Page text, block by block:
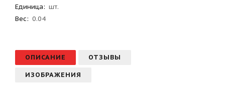
Единица: шт.
Вес: 0.04
ОПИСАНИЕ ОТЗЫВЫ
ИЗОБРАЖЕНИЯ